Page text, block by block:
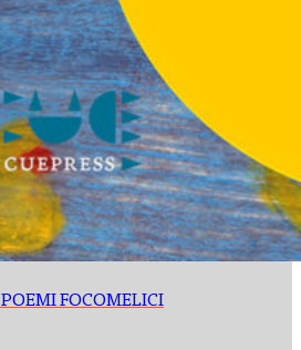
POEMI FOCOMELICI